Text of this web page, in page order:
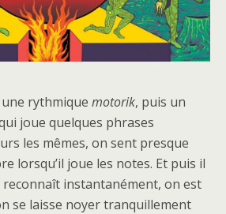
rythmique motorik, puis un
joue quelques phrases
les mêmes, on sent presque
lorsqu’il joue les notes. Et puis il
instantanément, on est
se laisse noyer tranquillement